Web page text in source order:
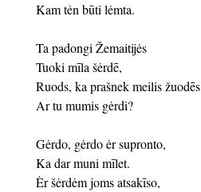
Kam tėn būti lėmta.
Ta padongi Žemaitijės
Tuoki mīla šėrdē,
Ruods, ka prašnek meilis žuodēs
Ar tu mumis gėrdi?
Gėrdo, gėrdo ėr supronto,
Ka dar muni mīlet.
Ėr šėrdėm joms atsakīso,